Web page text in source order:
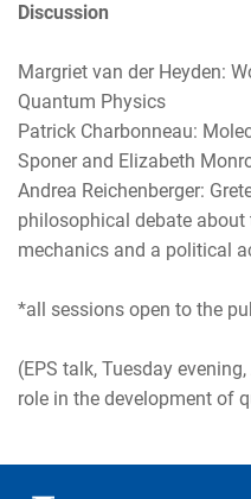
Discussion
Margriet van der Heyden:
Quantum Physics
Patrick Charbonneau:
Sponer and Elizabeth
Andrea Reichenberger:
philosophical debate
mechanics and a political
*all sessions open to the
(EPS talk, Tuesday
role in the development of